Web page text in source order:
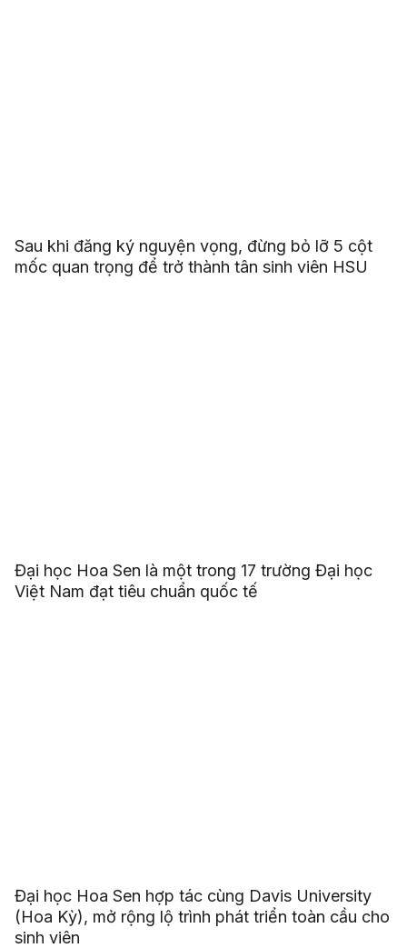
Sau khi đăng ký nguyện vọng, đừng bỏ lỡ 5 cột
mốc quan trọng để trở thành tân sinh viên HSU
Đại học Hoa Sen là một trong 17 trường Đại học
Việt Nam đạt tiêu chuẩn quốc tế
Đại học Hoa Sen hợp tác cùng Davis University
(Hoa Kỳ), mở rộng lộ trình phát triển toàn cầu cho
sinh viên